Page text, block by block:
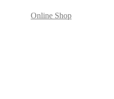
Online Shop